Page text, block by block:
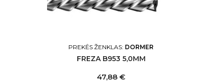
PREKĖS ŽENKLAS: DORMER
FREZA B953 5,0MM
Kaina
47,88 €